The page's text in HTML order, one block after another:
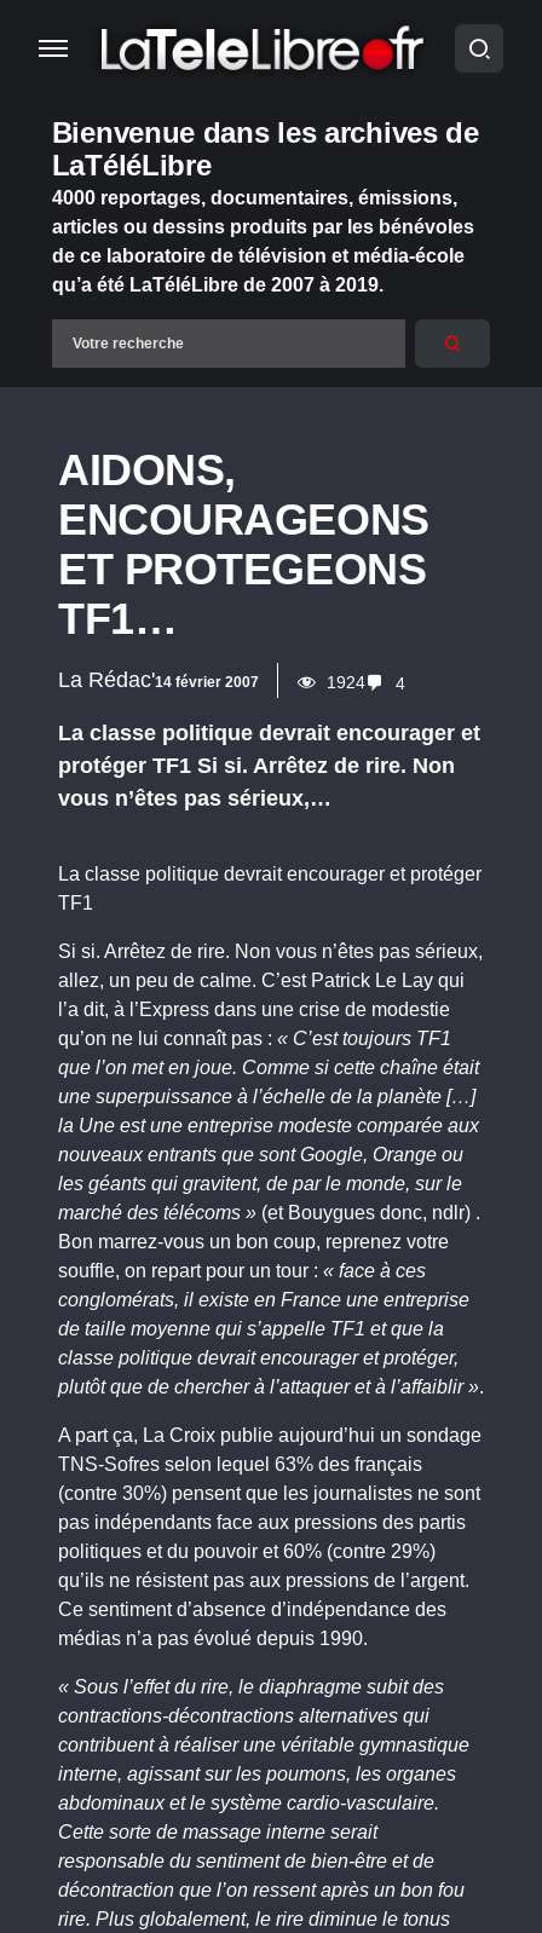
Bienvenue dans les archives de
LaTéléLibre
4000 reportages, documentaires, émissions,
articles ou dessins produits par les bénévoles
de ce laboratoire de télévision et média-école
qu’a été LaTéléLibre de 2007 à 2019.
AIDONS,
ENCOURAGEONS
ET PROTEGEONS
TF1…
La Rédac'14 février 2007 1924 4
La classe politique devrait encourager et
protéger TF1 Si si. Arrêtez de rire. Non
vous n’êtes pas sérieux,…
La classe politique devrait encourager et protéger
TF1
Si si. Arrêtez de rire. Non vous n’êtes pas sérieux,
allez, un peu de calme. C’est Patrick Le Lay qui
l’a dit, à l’Express dans une crise de modestie
qu’on ne lui connaît pas : « C’est toujours TF1
que l’on met en joue. Comme si cette chaîne était
une superpuissance à l’échelle de la planète […]
la Une est une entreprise modeste comparée aux
nouveaux entrants que sont Google, Orange ou
les géants qui gravitent, de par le monde, sur le
marché des télécoms » (et Bouygues donc, ndlr) .
Bon marrez-vous un bon coup, reprenez votre
souffle, on repart pour un tour : « face à ces
conglomérats, il existe en France une entreprise
de taille moyenne qui s’appelle TF1 et que la
classe politique devrait encourager et protéger,
plutôt que de chercher à l’attaquer et à l’affaiblir ».
A part ça, La Croix publie aujourd’hui un sondage
TNS-Sofres selon lequel 63% des français
(contre 30%) pensent que les journalistes ne sont
pas indépendants face aux pressions des partis
politiques et du pouvoir et 60% (contre 29%)
qu’ils ne résistent pas aux pressions de l’argent.
Ce sentiment d’absence d’indépendance des
médias n’a pas évolué depuis 1990.
« Sous l’effet du rire, le diaphragme subit des
contractions-décontractions alternatives qui
contribuent à réaliser une véritable gymnastique
interne, agissant sur les poumons, les organes
abdominaux et le système cardio-vasculaire.
Cette sorte de massage interne serait
responsable du sentiment de bien-être et de
décontraction que l’on ressent après un bon fou
rire. Plus globalement, le rire diminue le tonus